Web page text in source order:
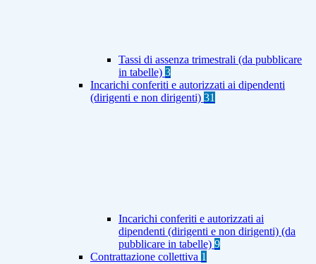
Tassi di assenza trimestrali (da pubblicare
in tabelle) 3
Incarichi conferiti e autorizzati ai dipendenti
(dirigenti e non dirigenti) 31
Incarichi conferiti e autorizzati ai
dipendenti (dirigenti e non dirigenti) (da
pubblicare in tabelle) 9
Contrattazione collettiva 1